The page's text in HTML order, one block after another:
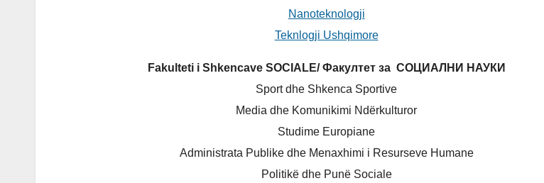
Nanoteknologji
Teknlogji Ushqimore
Fakulteti i Shkencave SOCIALE/ Факултет за СОЦИАЛНИ НАУКИ
Sport dhe Shkenca Sportive
Media dhe Komunikimi Ndërkulturor
Studime Europiane
Administrata Publike dhe Menaxhimi i Resurseve Humane
Politikё dhe Punё Sociale